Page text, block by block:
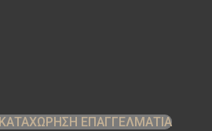
ΚΑΤΑΧΩΡΗΣΗ ΕΠΑΓΓΕΛΜΑΤΙΑ